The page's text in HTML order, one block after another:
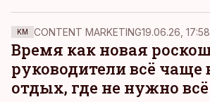
ставок.
KM CONTENT MARKETING19.06.26, 17:58
Время как новая
руководители всё
отдых, где не нужно всё